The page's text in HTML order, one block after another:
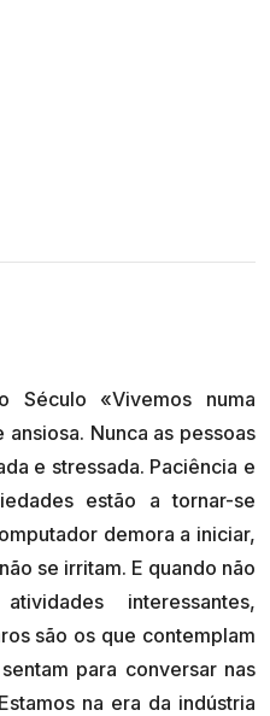
Século «Vivemos numa
Nunca as pessoas
e stressada. Paciência e
estão a tornar-se
demora a iniciar,
se irritam. E quando não
interessantes,
são os que contemplam
para conversar nas
na era da indústria